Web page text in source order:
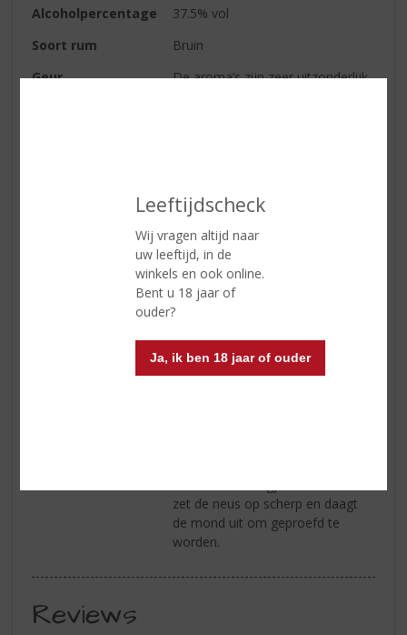
Leeftijdscheck
Wij vragen altijd naar
uw leeftijd, in de
winkels en ook online.
Bent u 18 jaar of
ouder?
Ja, ik ben 18 jaar of ouder
Alcoholpercentage
37.5% vol
Soort rum
Bruin
Geur
De aroma’s zijn zeer uitzonderlijk
kortstondig dat wel maar dat doet
de smaak geen kwaad. De rum
bevat enkele leuke en
verrassende elementen zoals
hints van pittige noten. In
conclusie is het een topproduct
die een unieke, en
welgebalanceerde, combinatie in
zet de neus op scherp en daagt
de mond uit om geproefd te
worden.
Reviews